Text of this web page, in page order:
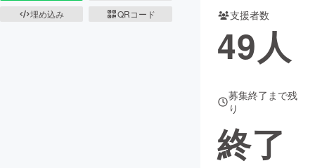
埋め込み
QRコード 支援者数
49人
募集終了まで残
り
終了